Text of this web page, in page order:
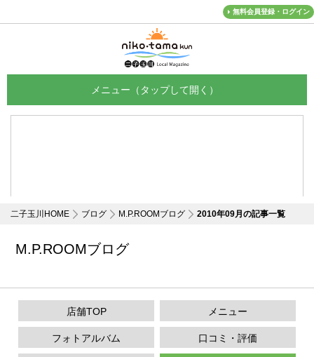
無料会員登録・ログイン
二子玉川HOME ブログ M.P.ROOMブログ 2010年09月の記事一覧
M.P.ROOMブログ
店舗TOP メニュー
フォトアルバム 口コミ・評価
メニュー